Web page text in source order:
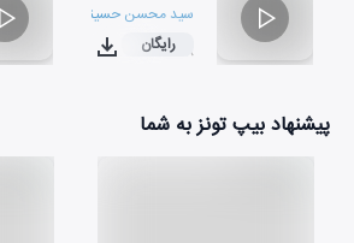
سید محسن حسینی
۰۳:۳۸
رایگان
پیشنهاد بیپ تونز به شما